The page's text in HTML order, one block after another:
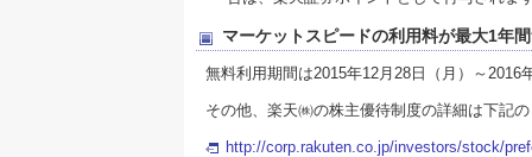
マーケットスピードの利用料が最大1年
無料利用期間は2015年12月28日（月）～2016
その他、楽天㈱の株主優待制度の詳細は下記
http://corp.rakuten.co.jp/investors/stock/